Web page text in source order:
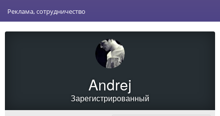
Реклама, сотрудничество
Andrej
Зарегистрированный